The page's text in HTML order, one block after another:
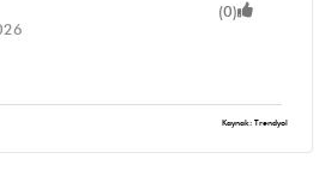
(0)
Kaynak: Trendyol